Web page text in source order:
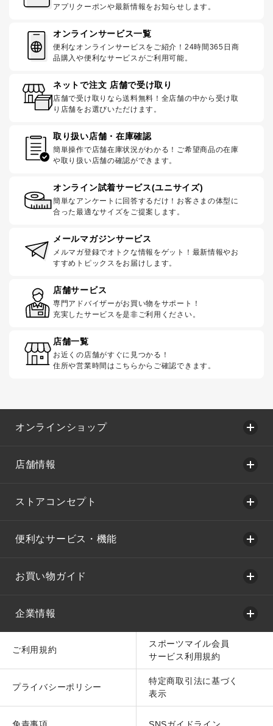
アプリクーポンや最新情報をお知らせします。
オンラインサービス一覧
便利なオンラインサービスをご紹介！24時間365日商
品購入や便利なサービスがご利用可能。
ネットで注文 店舗で受け取り
店舗で受け取りなら送料無料！全店舗の中から受け取
り店舗をお選びいただけます。
取り扱い店舗・在庫確認
簡単操作で店舗在庫状況がわかる！ご希望商品の在庫
や取り扱い店舗の確認ができます。
オンライン試着サービス(ユニサイズ)
簡単なアンケートに回答するだけ！お客さまの体型に
合った最適なサイズをご提案します。
メールマガジンサービス
メルマガ登録でオトクな情報をゲット！最新情報やお
すすめトピックスをお届けします。
店舗サービス
専門アドバイザーがお買い物をサポート！
充実したサービスを是非ご利用ください。
店舗一覧
お近くの店舗がすぐに見つかる！
住所や営業時間はこちらからご確認できます。
オンラインショップ
店舗情報
ストアコンセプト
便利なサービス・機能
お買い物ガイド
企業情報
ご利用規約
スポーツマイル会員
サービス利用規約
プライバシーポリシー
特定商取引法に基づく
表示